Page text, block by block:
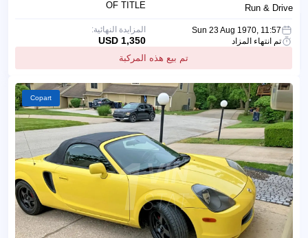
OF TITLE
Run & Drive
Sun 23 Aug 1970, 11:57
تم انتهاء المزاد
تم بيع هذه المركبة
المزايدة النهائية:
1,350 USD
Copart